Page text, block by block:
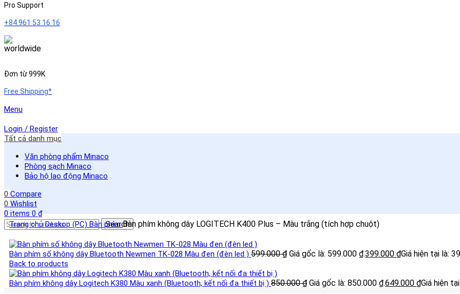
Pro Support
+84 961 53 16 16
Đơn từ 999K
Free Shipping*
Menu
Login / Register
Tất cả danh mục
Văn phòng phẩm Minaco
Phòng sạch Minaco
Bảo hộ lao động Minaco
0 Compare
0 Wishlist
0items 0₫
Search
Trang chủDeskop (PC) Bàn phímBàn phím không dây LOGITECH K400 Plus – Màu trắng (tích hợp chuột)
Bàn phím số không dây Bluetooth Newmen TK-028 Màu đen (đèn led ) 599.000₫ Giá gốc là: 599.000 ₫.399.000 ₫Giá hiện tại là:
Back to products
Bàn phím không dây Logitech K380 Màu xanh (Bluetooth, kết nối đa thiết bị ) 850.000₫ Giá gốc là: 850.000 ₫.649.000 ₫Giá hiện